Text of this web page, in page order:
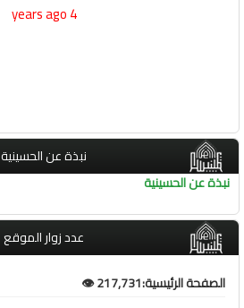
4 years ago
نبذة عن الحسينية
نبذة عن الحسينية
عدد زوار الموقع
الصفحة الرئيسية:217,731 👁️